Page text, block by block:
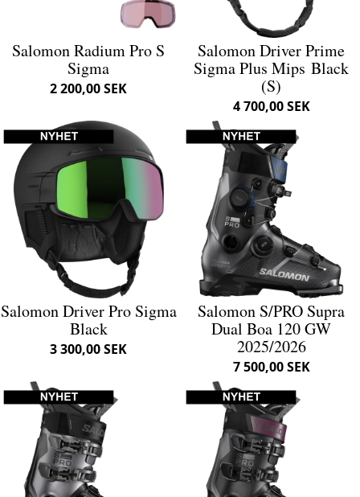
Salomon Radium Pro S
Sigma
2 200,00 SEK
Salomon Driver Prime
Sigma Plus Mips Black
(S)
4 700,00 SEK
Salomon Driver Pro Sigma
Black
3 300,00 SEK
Salomon S/PRO Supra
Dual Boa 120 GW
2025/2026
7 500,00 SEK